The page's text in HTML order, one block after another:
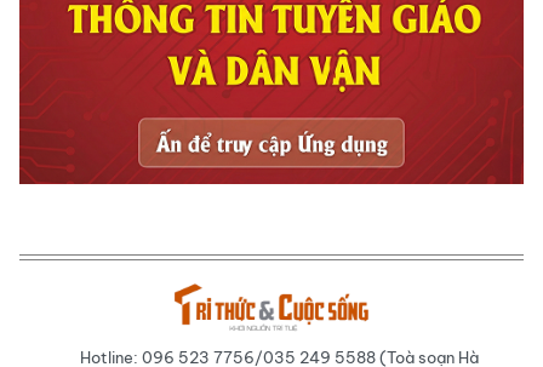
Hotline: 096 523 7756/035 249 5588 (Toà soạn Hà